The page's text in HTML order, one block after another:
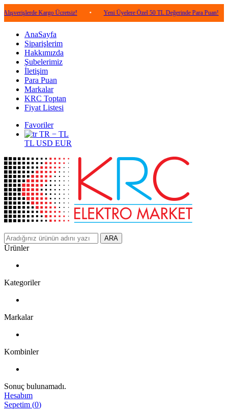
Kargo Ücretsiz! • Yeni Üyelere Özel 50 TL Değerinde Para Puan! •
AnaSayfa
Siparişlerim
Hakkımızda
Şubelerimiz
İletişim
Para Puan
Markalar
KRC Toptan
Fiyat Listesi
Favoriler
TR − TL
TL USD EUR
ARA
Ürünler
Kategoriler
Markalar
Kombinler
Sonuç bulunamadı.
Hesabım
Sepetim (0)